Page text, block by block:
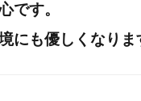
です。
にも優しくなりま